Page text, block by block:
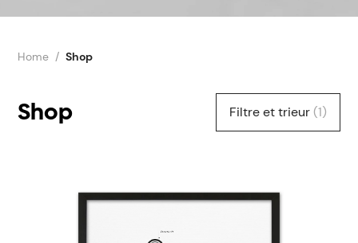
Home Shop
Shop Filtre et trieur (1)